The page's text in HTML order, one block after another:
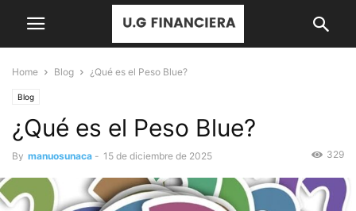
Home Blog ¿Qué es el Peso Blue?
Blog
¿Qué es el Peso Blue?
By manuosunaca - 15 de diciembre de 2025 329